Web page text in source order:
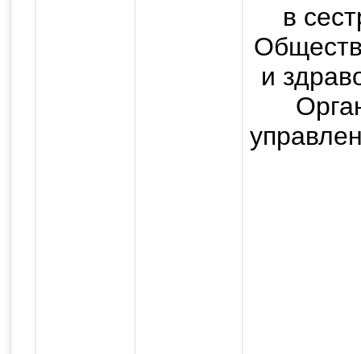
в
и
высшего образования
медицинский
Все
Использование текстовых,